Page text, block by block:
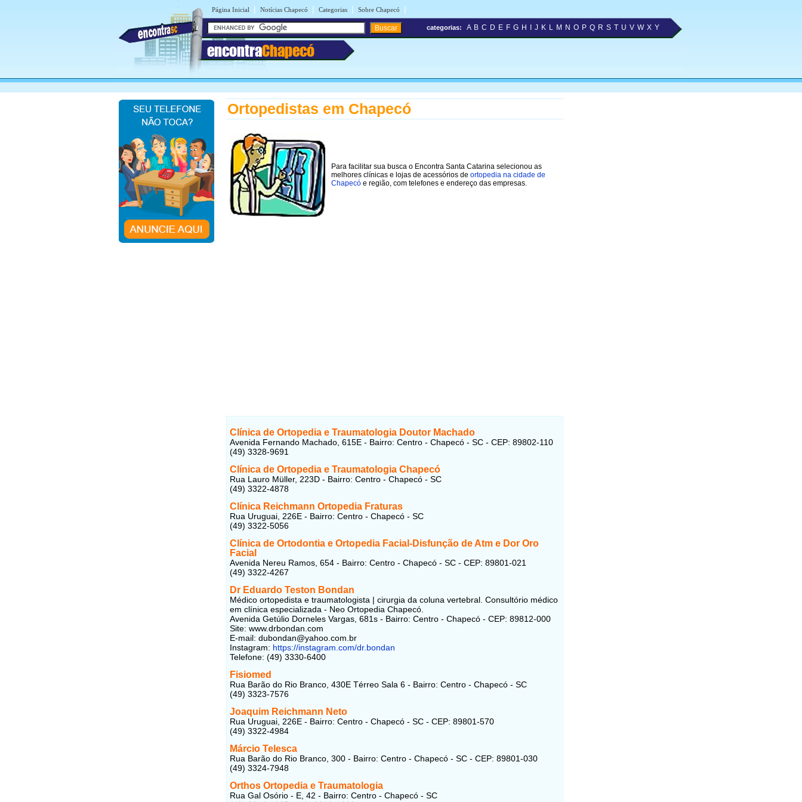
Página Inicial | Notícias Chapecó | Categorias | Sobre Chapecó |
encontraChapecó
categorias: A B C D E F G H J K L M N O P Q R S T U V W X Y
Ortopedistas em Chapecó
Para facilitar sua busca o Encontra Santa Catarina selecionou as
melhores clínicas e lojas de acessórios de ortopedia na cidade de
Chapecó e região, com telefones e endereço das empresas.
Clínica de Ortopedia e Traumatologia Doutor Machado
Avenida Fernando Machado, 615E - Bairro: Centro - Chapecó - SC - CEP: 89802-110
(49) 3328-9691
Clínica de Ortopedia e Traumatologia Chapecó
Rua Lauro Müller, 223D - Bairro: Centro - Chapecó - SC
(49) 3322-4878
Clínica Reichmann Ortopedia Fraturas
Rua Uruguai, 226E - Bairro: Centro - Chapecó - SC
(49) 3322-5056
Clínica de Ortodontia e Ortopedia Facial-Disfunção de Atm e Dor Oro
Facial
Avenida Nereu Ramos, 654 - Bairro: Centro - Chapecó - SC - CEP: 89801-021
(49) 3322-4267
Dr Eduardo Teston Bondan
Médico ortopedista e traumatologista | cirurgia da coluna vertebral. Consultório médico
em clínica especializada - Neo Ortopedia Chapecó.
Avenida Getúlio Dorneles Vargas, 681s - Bairro: Centro - Chapecó - CEP: 89812-000
Site: www.drbondan.com
E-mail: dubondan@yahoo.com.br
Instagram: https://instagram.com/dr.bondan
Telefone: (49) 3330-6400
Fisiomed
Rua Barão do Rio Branco, 430E Térreo Sala 6 - Bairro: Centro - Chapecó - SC
(49) 3323-7576
Joaquim Reichmann Neto
Rua Uruguai, 226E - Bairro: Centro - Chapecó - SC - CEP: 89801-570
(49) 3322-4984
Márcio Telesca
Rua Barão do Rio Branco, 300 - Bairro: Centro - Chapecó - SC - CEP: 89801-030
(49) 3324-7948
Orthos Ortopedia e Traumatologia
Rua Gal Osório - E, 42 - Bairro: Centro - Chapecó - SC